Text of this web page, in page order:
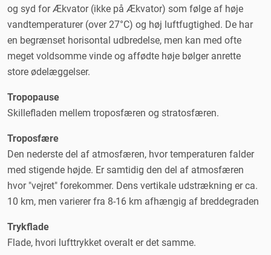
og syd for Ækvator (ikke på Ækvator) som følge af høje
vandtemperaturer (over 27°C) og høj luftfugtighed. De har
en begrænset horisontal udbredelse, men kan med ofte
meget voldsomme vinde og affødte høje bølger anrette
store ødelæggelser.
Tropopause
Skillefladen mellem troposfæren og stratosfæren.
Troposfære
Den nederste del af atmosfæren, hvor temperaturen falder
med stigende højde. Er samtidig den del af atmosfæren
hvor "vejret" forekommer. Dens vertikale udstrækning er ca.
10 km, men varierer fra 8-16 km afhængig af breddegraden
Trykflade
Flade, hvori lufttrykket overalt er det samme.